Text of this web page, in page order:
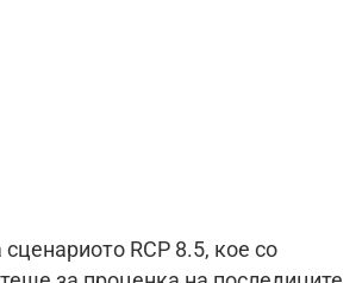
RCP 8.5, кое со